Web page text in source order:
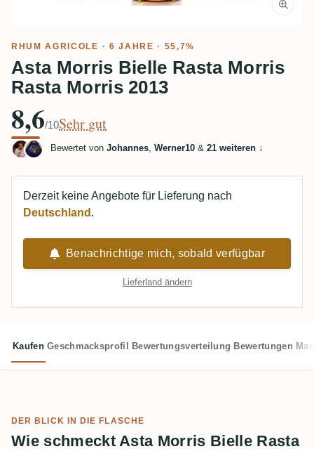
RHUM AGRICOLE · 6 JAHRE · 55,7%
Asta Morris Bielle Rasta Morris
Rasta Morris 2013
8,6/10Sehr gut
Bewertet von Johannes, Werner10 & 21 weiteren ↓
Derzeit keine Angebote für Lieferung nach
Deutschland .
Benachrichtige mich, sobald verfügbar
Lieferland ändern
Kaufen Geschmacksprofil Bewertungsverteilung Bewertungen
DER BLICK IN DIE FLASCHE
Wie schmeckt Asta Morris Bielle Rasta